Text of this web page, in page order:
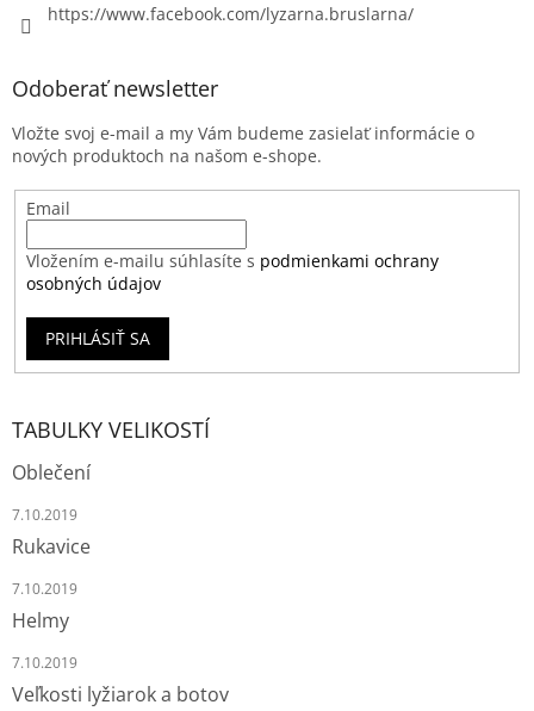
https://www.facebook.com/lyzarna.bruslarna/
Odoberať newsletter
Vložte svoj e-mail a my Vám budeme zasielať informácie o
nových produktoch na našom e-shope.
Email
Vložením e-mailu súhlasíte s podmienkami ochrany
osobných údajov
PRIHLÁSIŤ SA
TABULKY VELIKOSTÍ
Oblečení
7.10.2019
Rukavice
7.10.2019
Helmy
7.10.2019
Veľkosti lyžiarok a botov